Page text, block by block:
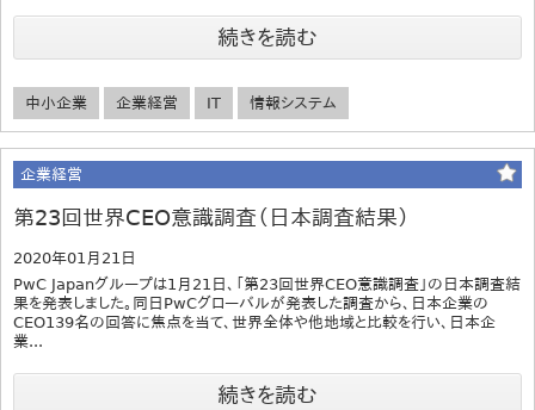
続きを読む
中小企業 企業経営 IT 情報システム
企業経営
第23回世界CEO意識調査（日本調査結果）
2020年01月21日
PwC Japanグループは1月21日、「第23回世界CEO意識調査」の日本調査結
果を発表しました。同日PwCグローバルが発表した調査から、日本企業の
CEO139名の回答に焦点を当て、世界全体や他地域と比較を行い、日本企
業...
続きを読む